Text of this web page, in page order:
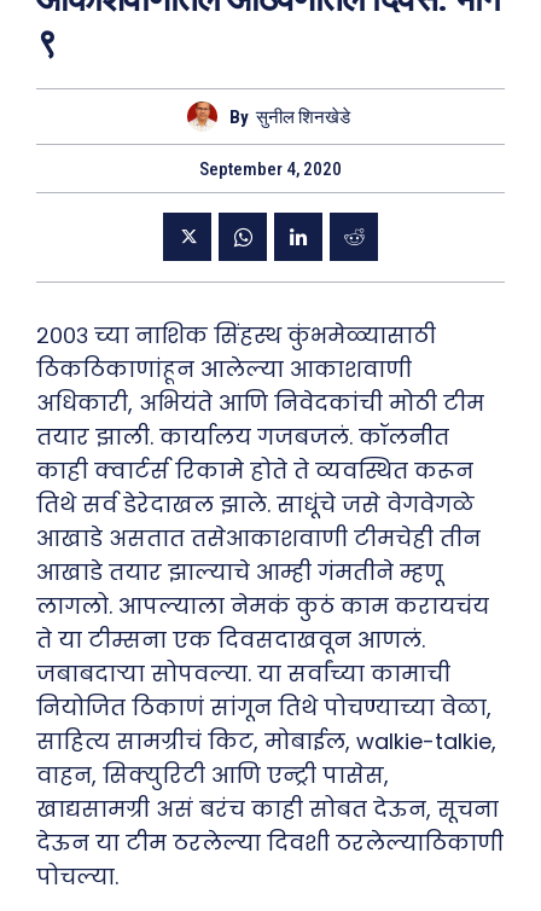
९
By सुनील शिनखेडे
September 4, 2020
२००३ च्या नाशिक सिंहस्थ कुंभमेळ्यासाठी
ठिकठिकाणांहून आलेल्या आकाशवाणी
अधिकारी, अभियंते आणि निवेदकांची मोठी टीम
तयार झाली. कार्यालय गजबजलं. कॉलनीत
काही क्वार्टर्स रिकामे होते ते व्यवस्थित करून
तिथे सर्व डेरेदाखल झाले. साधूंचे जसे वेगवेगळे
आखाडे असतात तसेआकाशवाणी टीमचेही तीन
आखाडे तयार झाल्याचे आम्ही गंमतीने म्हणू
लागलो. आपल्याला नेमकं कुठं काम करायचंय
ते या टीम्सना एक दिवसदाखवून आणलं.
जबाबदाऱ्या सोपवल्या. या सर्वांच्या कामाची
नियोजित ठिकाणं सांगून तिथे पोचण्याच्या वेळा,
साहित्य सामग्रीचं किट, मोबाईल, walkie-talkie,
वाहन, सिक्युरिटी आणि एन्ट्री पासेस,
खाद्यसामग्री असं बरंच काही सोबत देऊन, सूचना
देऊन या टीम ठरलेल्या दिवशी ठरलेल्याठिकाणी
पोचल्या.